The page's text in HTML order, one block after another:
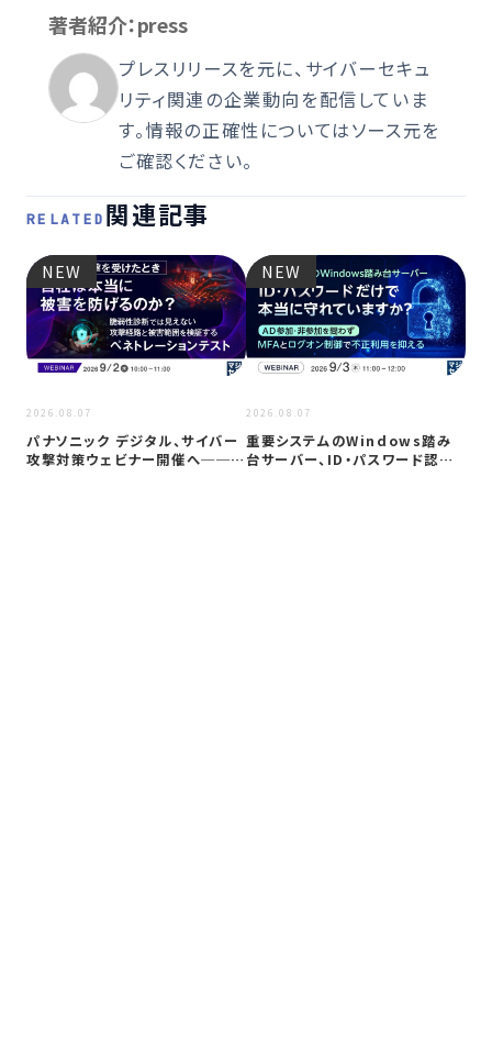
著者紹介：press
プレスリリースを元に、サイバーセキュ
リティ関連の企業動向を配信していま
す。情報の正確性についてはソース元を
ご確認ください。
RELATED 関連記事
NEW
2026.08.07
パナソニック デジタル、サイバー
攻撃対策ウェビナー開催へ──自
NEW
2026.08.07
重要システムのWindows踏み
台サーバー、ID・パスワード認証